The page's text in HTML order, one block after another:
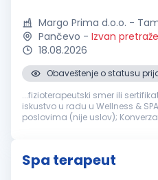
Margo Prima d.o.o. -
Pančevo - Izvan
18.08.2026
Obaveštenje o statusu
...fizioterapeutski smer ili
iskustvo u radu u Wellness &
poslovima (nije uslov);
Spa terapeut